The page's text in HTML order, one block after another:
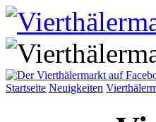
Startseite Neuigkeiten